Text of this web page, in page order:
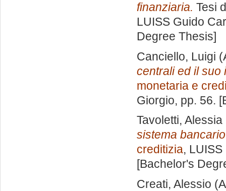
finanziaria. Tesi
LUISS Guido
Degree Thesis]
Canciello, Luigi
centrali ed il suo
monetaria e
Giorgio, pp. 56.
Tavoletti, Alessia
sistema
creditizia,
[Bachelor's
Creati, Alessio